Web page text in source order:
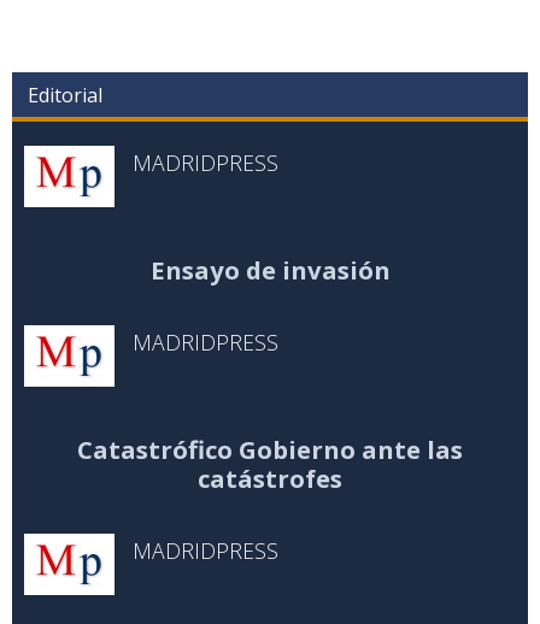
Editorial
MADRIDPRESS
Ensayo de invasión
MADRIDPRESS
Catastrófico Gobierno ante las
catástrofes
MADRIDPRESS